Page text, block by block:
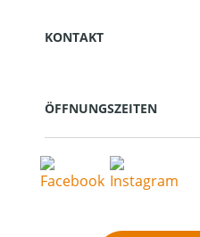
KONTAKT
ÖFFNUNGSZEITEN